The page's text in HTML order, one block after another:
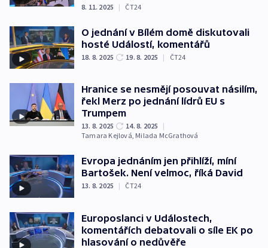
8. 11. 2025 | ČT24
O jednání v Bílém domě diskutovali
hosté Událostí, komentářů
18. 8. 2025 19. 8. 2025 | ČT24
Hranice se nesmějí posouvat násilím,
řekl Merz po jednání lídrů EU s
Trumpem
13. 8. 2025 14. 8. 2025
|
Tamara Kejlová, Milada McGrathová
Evropa jednáním jen přihlíží, míní
Bartošek. Není velmoc, říká David
13. 8. 2025 | ČT24
Europoslanci v Událostech,
komentářích debatovali o síle EK po
hlasování o nedůvěře